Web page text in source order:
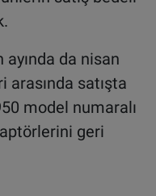
da nisan
arasında satışta
model numaralı
geri